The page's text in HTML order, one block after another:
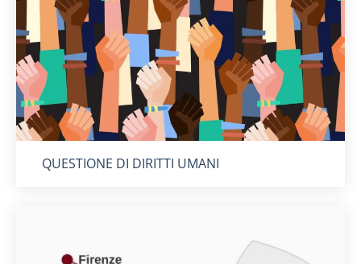
Titolo card:
QUESTIONE DI DIRITTI UMANI